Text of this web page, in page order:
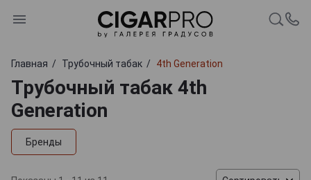
Главная Трубочный табак 4th Generation
Трубочный табак 4th
Generation
Бренды